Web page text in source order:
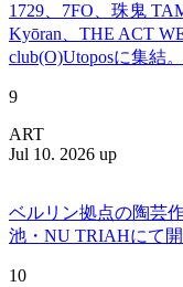
1729、7FO、珠鬼
Kyōran、THE ACT
club(O)Utoposに集結。
9
ART
Jul 10. 2026 up
ベルリン拠点の陶芸
池・NU TRIAHにて
10